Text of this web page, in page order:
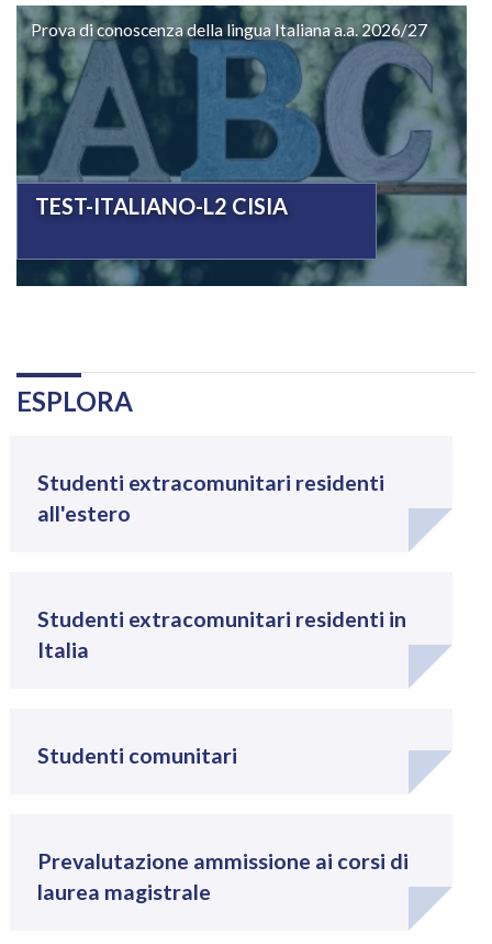
Prova di conoscenza della lingua Italiana a.a. 2026/27
TEST-ITALIANO-L2 CISIA
Navigazione
.ESPLORA
Studenti extracomunitari residenti
all'estero
Studenti extracomunitari residenti in
Italia
Studenti comunitari
Prevalutazione ammissione ai corsi di
laurea magistrale